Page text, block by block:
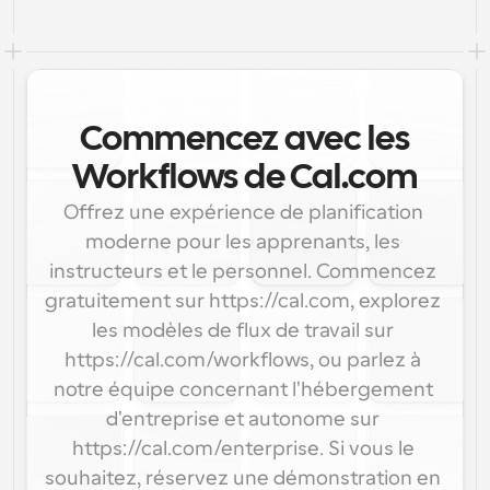
Commencez avec les
Workflows de Cal.com
Offrez une expérience de planification
moderne pour les apprenants, les
instructeurs et le personnel. Commencez
gratuitement sur https://cal.com, explorez
les modèles de flux de travail sur
https://cal.com/workflows, ou parlez à
notre équipe concernant l'hébergement
d'entreprise et autonome sur
https://cal.com/enterprise. Si vous le
souhaitez, réservez une démonstration en